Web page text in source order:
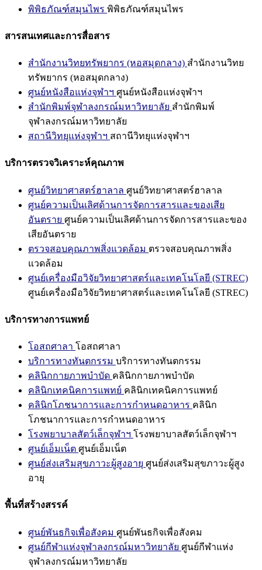
พิพิธภัณฑ์สมุนไพร พิพิธภัณฑ์สมุนไพร
สารสนเทศและการสื่อสาร
สำนักงานวิทยทรัพยากร (หอสมุดกลาง) สำนักงานวิทย
ทรัพยากร (หอสมุดกลาง)
ศูนย์หนังสือแห่งจุฬาฯ ศูนย์หนังสือแห่งจุฬาฯ
สำนักพิมพ์จุฬาลงกรณ์มหาวิทยาลัย สำนักพิมพ์
จุฬาลงกรณ์มหาวิทยาลัย
สถานีวิทยุแห่งจุฬาฯ สถานีวิทยุแห่งจุฬาฯ
บริการตรวจวิเคราะห์คุณภาพ
ศูนย์วิทยาศาสตร์ฮาลาล ศูนย์วิทยาศาสตร์ฮาลาล
ศูนย์ความเป็นเลิศด้านการจัดการสารและของเสีย
อันตราย ศูนย์ความเป็นเลิศด้านการจัดการสารและของ
เสียอันตราย
ตรวจสอบคุณภาพสิ่งแวดล้อม ตรวจสอบคุณภาพสิ่ง
แวดล้อม
ศูนย์เครื่องมือวิจัยวิทยาศาสตร์และเทคโนโลยี (STREC)
ศูนย์เครื่องมือวิจัยวิทยาศาสตร์และเทคโนโลยี (STREC)
บริการทางการแพทย์
โอสถศาลา โอสถศาลา
บริการทางทันตกรรม บริการทางทันตกรรม
คลินิกกายภาพบำบัด คลินิกกายภาพบำบัด
คลินิกเทคนิคการแพทย์ คลินิกเทคนิคการแพทย์
คลินิกโภชนาการและการกำหนดอาหาร คลินิก
โภชนาการและการกำหนดอาหาร
โรงพยาบาลสัตว์เล็กจุฬาฯ โรงพยาบาลสัตว์เล็กจุฬาฯ
ศูนย์เอ็มเน็ต ศูนย์เอ็มเน็ต
ศูนย์ส่งเสริมสุขภาวะผู้สูงอายุ ศูนย์ส่งเสริมสุขภาวะผู้สูง
อายุ
พื้นที่สร้างสรรค์
ศูนย์พันธกิจเพื่อสังคม ศูนย์พันธกิจเพื่อสังคม
ศูนย์กีฬาแห่งจุฬาลงกรณ์มหาวิทยาลัย ศูนย์กีฬาแห่ง
จุฬาลงกรณ์มหาวิทยาลัย